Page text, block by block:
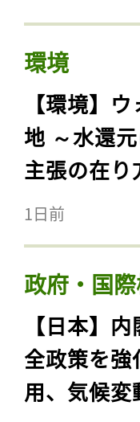
環境
【環境】
地 ～水還
主張の在り
1日前
政府・国
【日本】
全政策を
用、気候変